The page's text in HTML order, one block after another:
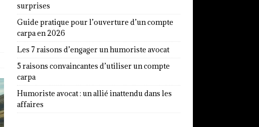
surprises
Guide pratique pour l’ouverture d’un compte
carpa en 2026
Les 7 raisons d’engager un humoriste avocat
5 raisons convaincantes d’utiliser un compte
carpa
Humoriste avocat : un allié inattendu dans les
affaires